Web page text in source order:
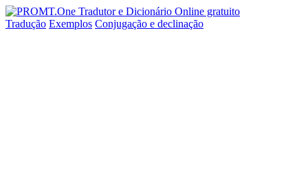
Tradução Exemplos Conjugação e declinação